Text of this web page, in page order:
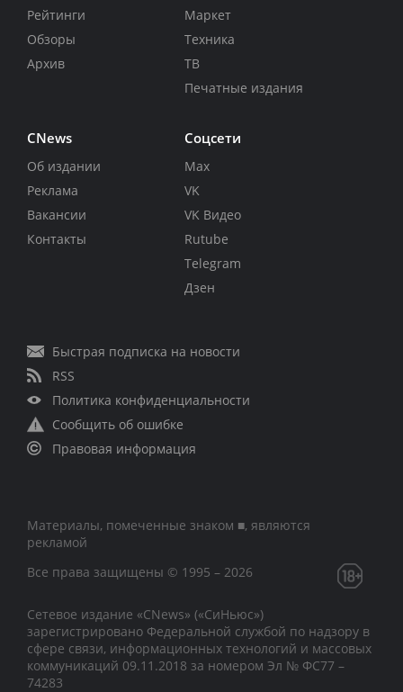
Рейтинги
Обзоры
Архив
Маркет
Техника
ТВ
Печатные издания
CNews
Об издании
Реклама
Вакансии
Контакты
Соцсети
Max
VK
VK Видео
Rutube
Telegram
Дзен
Быстрая подписка на новости
RSS
Политика конфиденциальности
Сообщить об ошибке
Правовая информация
Материалы, помеченные знаком ■, являются
рекламой
Все права защищены © 1995 – 2026
Сетевое издание «CNews» («СиНьюс»)
зарегистрировано Федеральной службой по надзору в
сфере связи, информационных технологий и массовых
коммуникаций 09.11.2018 за номером Эл № ФС77 –
74283